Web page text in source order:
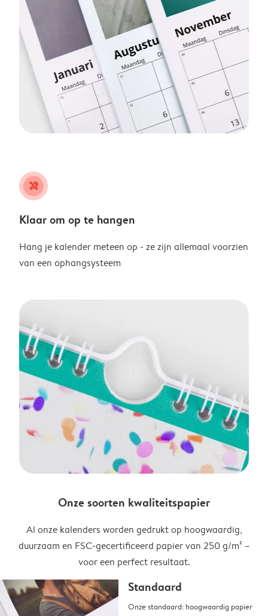
tools
Klaar om op te hangen
Hang je kalender meteen op - ze zijn allemaal voorzien
van een ophangsysteem
Onze soorten kwaliteitspapier
Al onze kalenders worden gedrukt op hoogwaardig,
duurzaam en FSC-gecertificeerd papier van 250 g/m² –
voor een perfect resultaat.
Standaard
Onze standaard: hoogwaardig papier